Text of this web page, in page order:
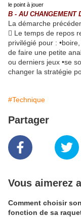
le point à jouer
B - AU CHANGEMENT
La démarche
 Le temps de repos
privilégié pour :
de faire une petite
ou derniers jeux •se
changer la stratégie
#Technique
Partager
Vous aimerez
Comment choisir
fonction de sa